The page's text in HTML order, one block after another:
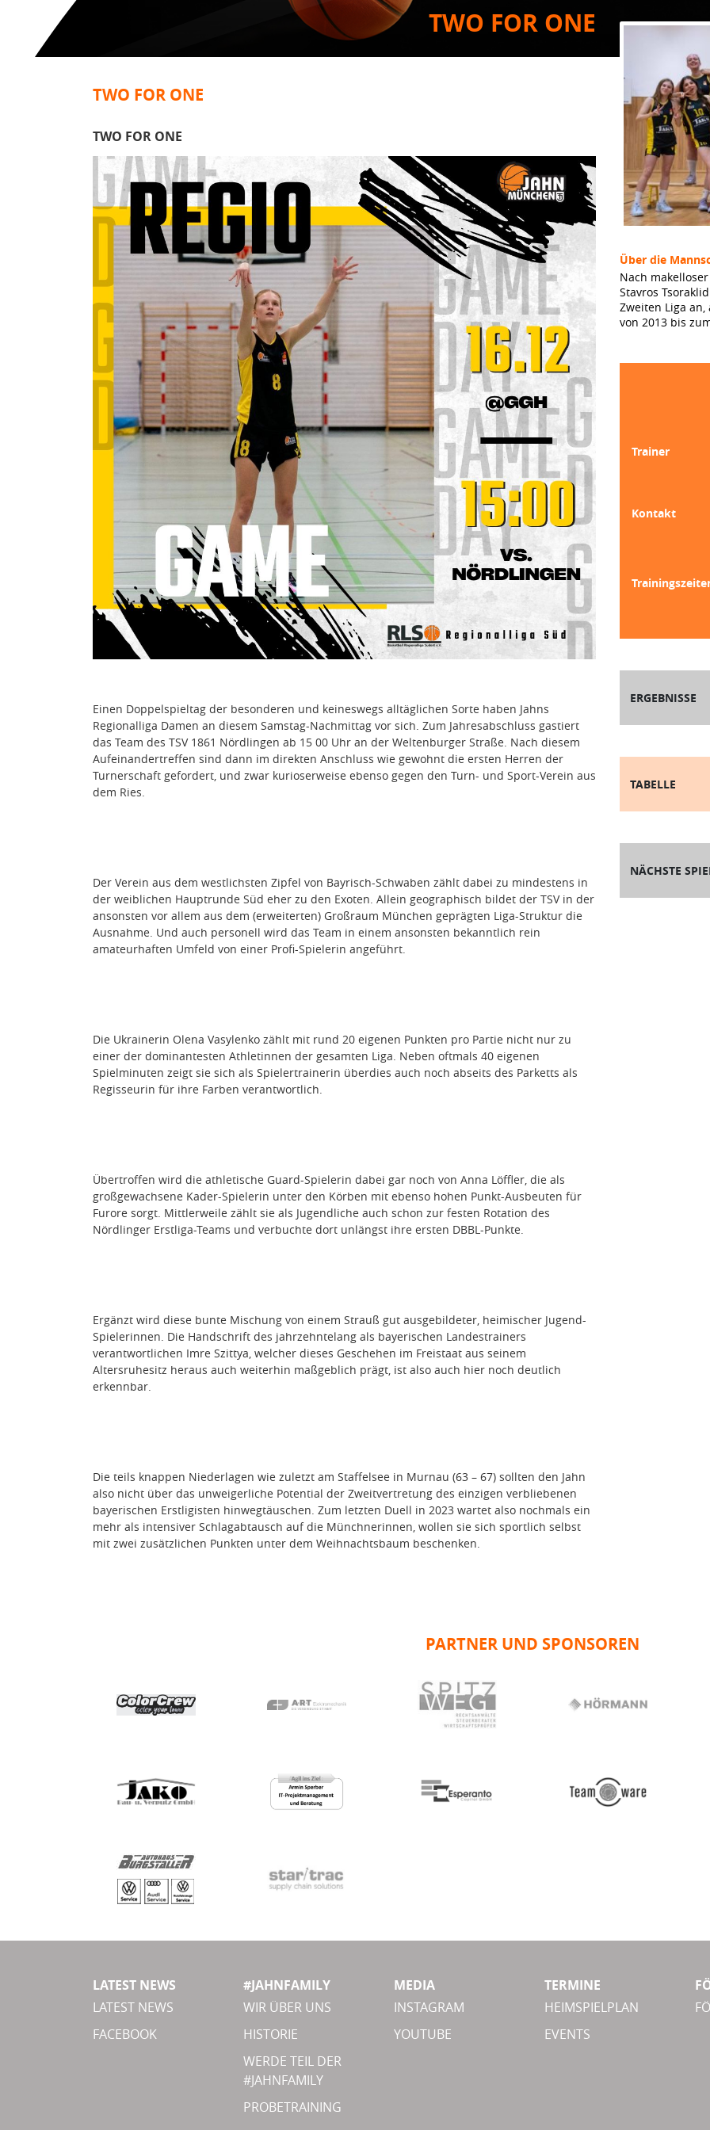
TWO FOR ONE
TWO FOR ONE
TWO FOR ONE
Einen Doppelspieltag der besonderen und keineswegs alltäglichen Sorte haben Jahns
Regionalliga Damen an diesem Samstag-Nachmittag vor sich. Zum Jahresabschluss gastiert
das Team des TSV 1861 Nördlingen ab 15 00 Uhr an der Weltenburger Straße. Nach diesem
Aufeinandertreffen sind dann im direkten Anschluss wie gewohnt die ersten Herren der
Turnerschaft gefordert, und zwar kurioserweise ebenso gegen den Turn- und Sport-Verein aus
dem Ries.
Der Verein aus dem westlichsten Zipfel von Bayrisch-Schwaben zählt dabei zu mindestens in
der weiblichen Hauptrunde Süd eher zu den Exoten. Allein geographisch bildet der TSV in der
ansonsten vor allem aus dem (erweiterten) Großraum München geprägten Liga-Struktur die
Ausnahme. Und auch personell wird das Team in einem ansonsten bekanntlich rein
amateurhaften Umfeld von einer Profi-Spielerin angeführt.
Die Ukrainerin Olena Vasylenko zählt mit rund 20 eigenen Punkten pro Partie nicht nur zu
einer der dominantesten Athletinnen der gesamten Liga. Neben oftmals 40 eigenen
Spielminuten zeigt sie sich als Spielertrainerin überdies auch noch abseits des Parketts als
Regisseurin für ihre Farben verantwortlich.
Übertroffen wird die athletische Guard-Spielerin dabei gar noch von Anna Löffler, die als
großgewachsene Kader-Spielerin unter den Körben mit ebenso hohen Punkt-Ausbeuten für
Furore sorgt. Mittlerweile zählt sie als Jugendliche auch schon zur festen Rotation des
Nördlinger Erstliga-Teams und verbuchte dort unlängst ihre ersten DBBL-Punkte.
Ergänzt wird diese bunte Mischung von einem Strauß gut ausgebildeter, heimischer Jugend-
Spielerinnen. Die Handschrift des jahrzehntelang als bayerischen Landestrainers
verantwortlichen Imre Szittya, welcher dieses Geschehen im Freistaat aus seinem
Altersruhesitz heraus auch weiterhin maßgeblich prägt, ist also auch hier noch deutlich
erkennbar.
Die teils knappen Niederlagen wie zuletzt am Staffelsee in Murnau (63 – 67) sollten den Jahn
also nicht über das unweigerliche Potential der Zweitvertretung des einzigen verbliebenen
bayerischen Erstligisten hinwegtäuschen. Zum letzten Duell in 2023 wartet also nochmals ein
mehr als intensiver Schlagabtausch auf die Münchnerinnen, wollen sie sich sportlich selbst
mit zwei zusätzlichen Punkten unter dem Weihnachtsbaum beschenken.
Über die
Nach
Stavros
Zweiten Liga
von 2013 bis
Trainer
Kontakt
ERGEBNISSE
TABELLE
NÄCHSTE
PARTNER UND SPONSOREN
LATEST NEWS
LATEST NEWS
FACEBOOK
#JAHNFAMILY
WIR ÜBER UNS
HISTORIE
WERDE TEIL DER
#JAHNFAMILY
PROBETRAINING
MEDIA
INSTAGRAM
YOUTUBE
TERMINE
HEIMSPIELPLAN
EVENTS